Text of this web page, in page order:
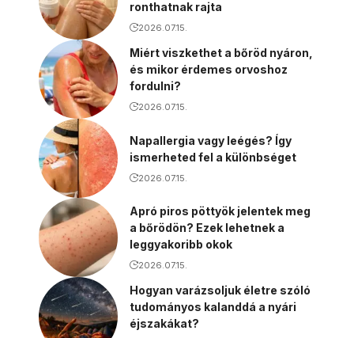
ronthatnak rajta
2026.07.15.
Miért viszkethet a bőröd nyáron,
és mikor érdemes orvoshoz
fordulni?
2026.07.15.
Napallergia vagy leégés? Így
ismerheted fel a különbséget
2026.07.15.
Apró piros pöttyök jelentek meg
a bőrödön? Ezek lehetnek a
leggyakoribb okok
2026.07.15.
Hogyan varázsoljuk életre szóló
tudományos kalanddá a nyári
éjszakákat?